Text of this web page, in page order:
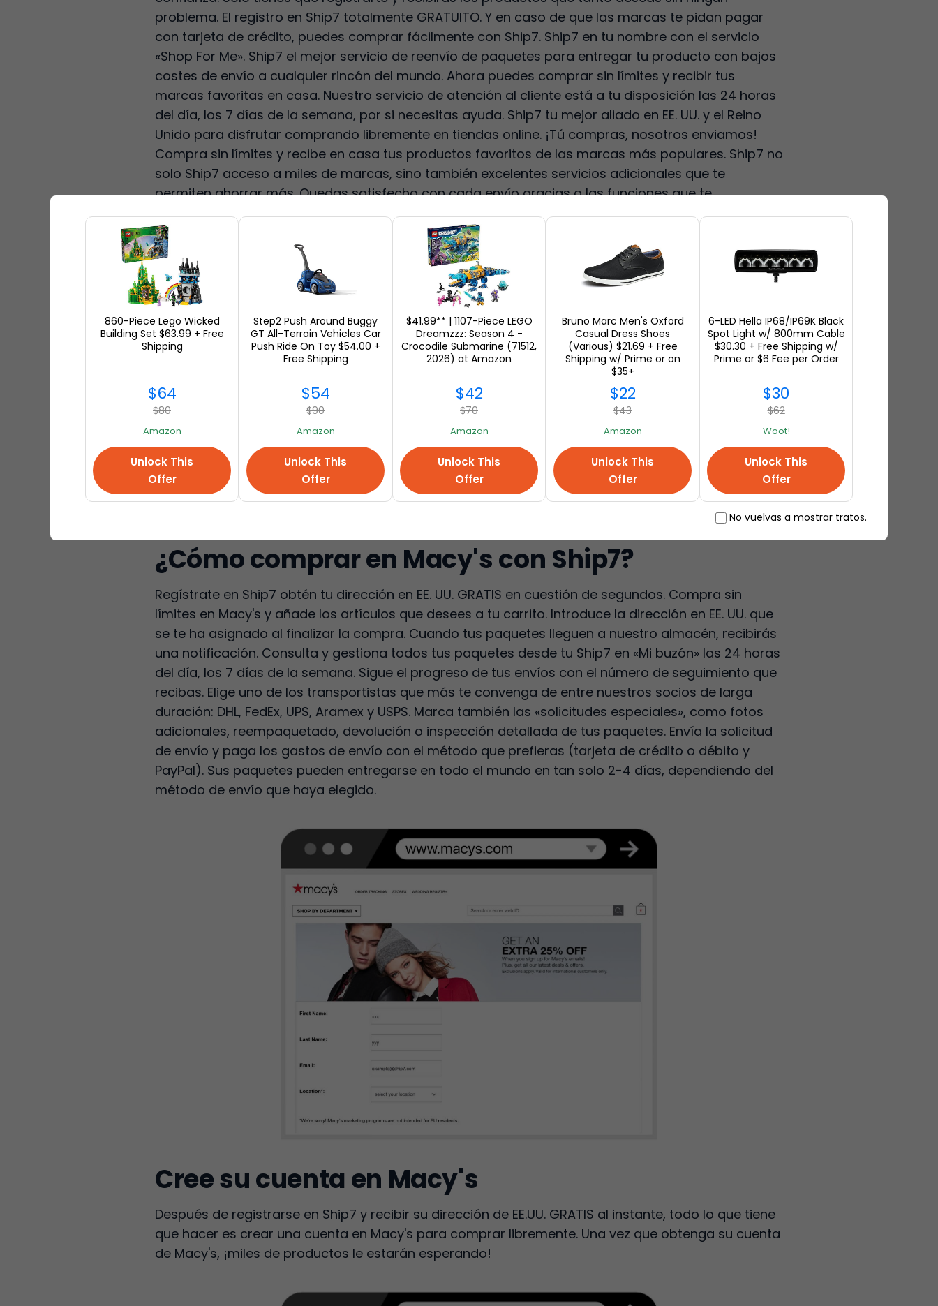
problema. El registro en Ship7 totalmente GRATUITO. Y en caso de que las marcas te pidan pagar
con tarjeta de crédito, puedes comprar fácilmente con Ship7. Ship7 en tu nombre con el servicio
«Shop For Me». Ship7 el mejor servicio de reenvío de paquetes para entregar tu producto con bajos
costes de envío a cualquier rincón del mundo. Ahora puedes comprar sin límites y recibir tus
marcas favoritas en casa. Nuestro servicio de atención al cliente está a tu disposición las 24 horas
del día, los 7 días de la semana, por si necesitas ayuda. Ship7 tu mejor aliado en EE. UU. y el Reino
Unido para disfrutar comprando libremente en tiendas online. ¡Tú compras, nosotros enviamos!
Compra sin límites y recibe en casa tus productos favoritos de las marcas más populares. Ship7 no
solo Ship7 acceso a miles de marcas, sino también excelentes servicios adicionales que te
permiten ahorrar más. Quedas satisfecho con cada envío gracias a las funciones que te
encantarán.
Ship7 Características
Con Ship7 puede tener: ¡Asociación gratuita!, ¡Consolidación gratuita, 60 días de almacenamiento
gratuito!, ¡Fotos gratuitas de los paquetes recibidos!, ¡Atención al cliente gratuita!
Los mejores precios del mercado
No hay cargos ocultos
Procesamiento rápido de paquetes (1-2 horas)
¡Fotografías gratuitas de los paquetes entrantes!
Embalaje seguro para la seguridad de sus artículos
Excelente atención al cliente
Varios métodos de pago para sus necesidades
¿Cómo comprar en Macy's con Ship7?
Regístrate en Ship7 obtén tu dirección en EE. UU. GRATIS en cuestión de segundos. Compra sin
límites en Macy's y añade los artículos que desees a tu carrito. Introduce la dirección en EE. UU. que
se te ha asignado al finalizar la compra. Cuando tus paquetes lleguen a nuestro almacén, recibirás
una notificación. Consulta y gestiona todos tus paquetes desde tu Ship7 en «Mi buzón» las 24 horas
del día, los 7 días de la semana. Sigue el progreso de tus envíos con el número de seguimiento que
recibas. Elige uno de los transportistas que más te convenga de entre nuestros socios de larga
duración: DHL, FedEx, UPS, Aramex y USPS. Marca también las «solicitudes especiales», como fotos
adicionales, reempaquetado, devolución o inspección detallada de tus paquetes. Envía la solicitud
de envío y paga los gastos de envío con el método que prefieras (tarjeta de crédito o débito y
PayPal). Sus paquetes pueden entregarse en todo el mundo en tan solo 2-4 días, dependiendo del
método de envío que haya elegido.
Cree su cuenta en Macy's
Después de registrarse en Ship7 y recibir su dirección de EE.UU. GRATIS al instante, todo lo que tiene
que hacer es crear una cuenta en Macy's para comprar libremente. Una vez que obtenga su cuenta
de Macy's, ¡miles de productos le estarán esperando!
860-Piece Lego Wicked
Building Set $63.99 + Free
Shipping
$64
$80
Amazon
Unlock This
Offer
Step2 Push Around Buggy
GT All-Terrain Vehicles Car
Push Ride On Toy $54.00 +
Free Shipping
$54
$90
Amazon
Unlock This
Offer
$41.99** | 1107-Piece LEGO
Dreamzzz: Season 4 -
Crocodile Submarine (71512,
2026) at Amazon
$42
$70
Amazon
Unlock This
Offer
Bruno Marc Men's Oxford
Casual Dress Shoes
(Various) $21.69 + Free
Shipping w/ Prime or on
$35+
$22
$43
Amazon
Unlock This
Offer
6-LED Hella IP68/IP69K Black
Spot Light w/ 800mm Cable
$30.30 + Free Shipping w/
Prime or $6 Fee per Order
$30
$62
Woot!
Unlock This
Offer
No vuelvas a mostrar tratos.